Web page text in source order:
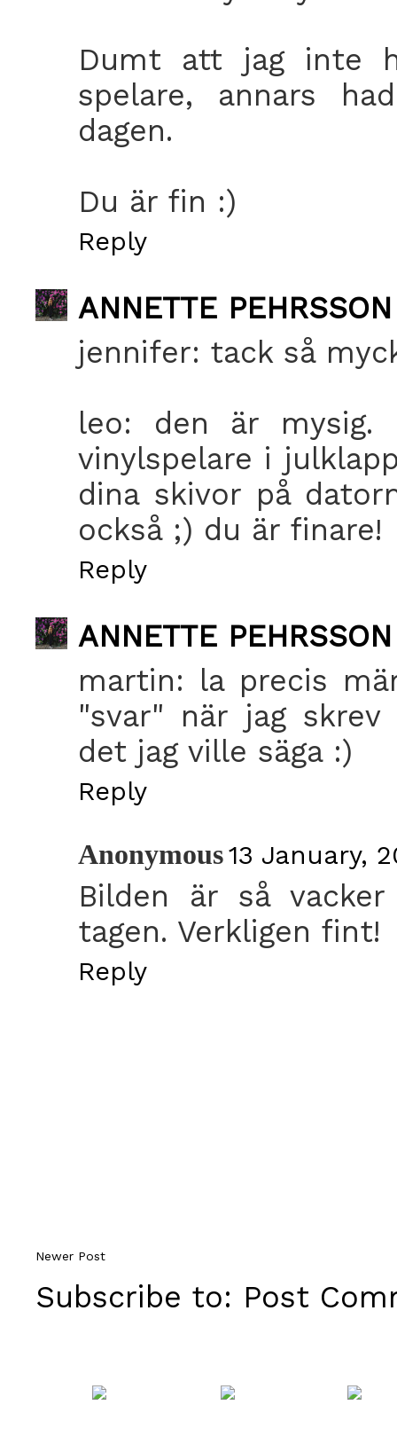
Dumt att jag inte
spelare, annars
dagen.
Du är fin :)
Reply
ANNETTE PEHRSSON
jennifer: tack så
leo: den är
vinylspelare i
dina skivor på
också ;) du är finare!
Reply
ANNETTE PEHRSSON
martin: la precis
"svar" när jag
det jag ville säga :)
Reply
Anonymous13 January,
Bilden är så
tagen. Verkligen fint!
Reply
Newer Post
Subscribe to: Post